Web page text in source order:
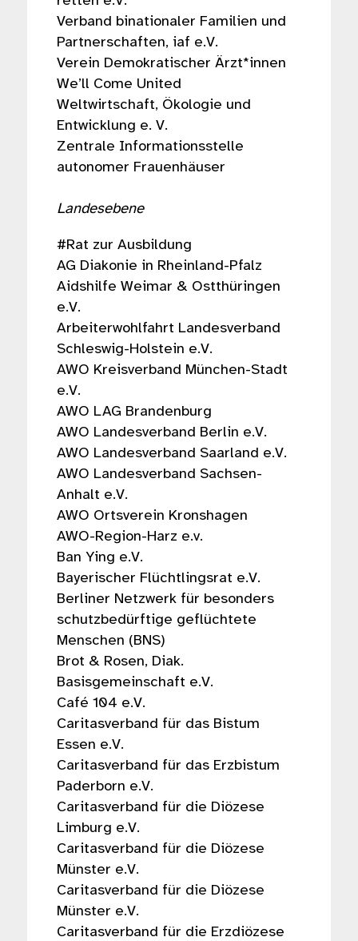
Verband binationaler Familien und
Partnerschaften, iaf e.V.
Verein Demokratischer Ärzt*innen
We’ll Come United
Weltwirtschaft, Ökologie und
Entwicklung e. V.
Zentrale Informationsstelle
autonomer Frauenhäuser
Landesebene
#Rat zur Ausbildung
AG Diakonie in Rheinland-Pfalz
Aidshilfe Weimar & Ostthüringen
e.V.
Arbeiterwohlfahrt Landesverband
Schleswig-Holstein e.V.
AWO Kreisverband München-Stadt
e.V.
AWO LAG Brandenburg
AWO Landesverband Berlin e.V.
AWO Landesverband Saarland e.V.
AWO Landesverband Sachsen-
Anhalt e.V.
AWO Ortsverein Kronshagen
AWO-Region-Harz e.v.
Ban Ying e.V.
Bayerischer Flüchtlingsrat e.V.
Berliner Netzwerk für besonders
schutzbedürftige geflüchtete
Menschen (BNS)
Brot & Rosen, Diak.
Basisgemeinschaft e.V.
Café 104 e.V.
Caritasverband für das Bistum
Essen e.V.
Caritasverband für das Erzbistum
Paderborn e.V.
Caritasverband für die Diözese
Limburg e.V.
Caritasverband für die Diözese
Münster e.V.
Caritasverband für die Diözese
Münster e.V.
Caritasverband für die Erzdiözese